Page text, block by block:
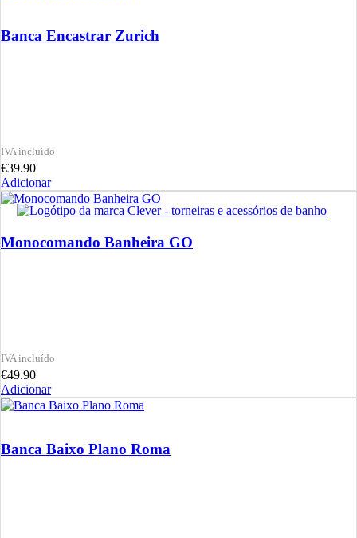
Banca Encastrar Zurich
€39.90
Adicionar
Monocomando Banheira GO
€49.90
Adicionar
Banca Baixo Plano Roma